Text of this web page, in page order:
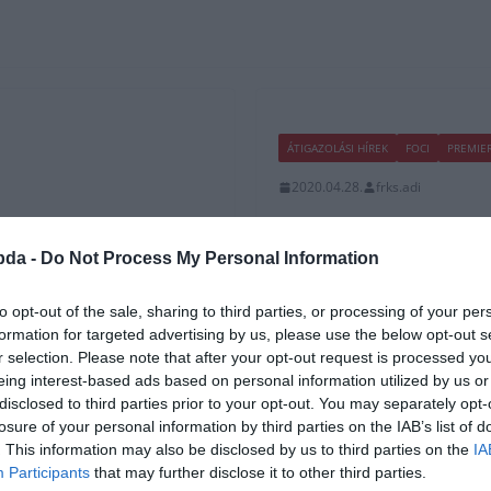
- Do Not Process My Personal Information
opt-out of the sale, sharing to third parties, or processing of your
for targeted advertising by us, please use the below opt-out
selection. Please note that after your opt-out request is processed
interest-based ads based on personal information utilized by us
to third parties prior to your opt-out. You may separately
of your personal information by third parties on the IAB’s list of
This information may also be disclosed by us to third parties on the
Participants that may further disclose it to other third parties.
pozitív
a koronavírus kiszűrésére
ÁTIGAZOLÁSI HÍREK FOCI
2020.04.28. frks.adi
Angol
koronavírus miatt
A Fleetwood Town elnöke, Andy
figyelmet, és sürgeti a klubokat,
Read More